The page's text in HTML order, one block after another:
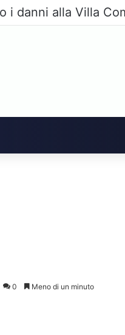
0 Meno di un minuto